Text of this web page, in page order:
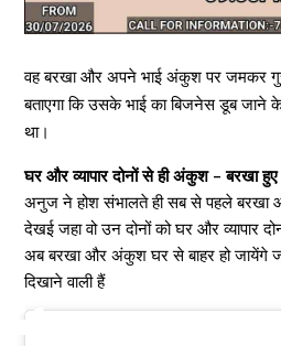
वह बरखा और अपने भाई अंकुश पर जमकर
बताएगा कि उसके भाई का बिजनेस डूब जाने
था।
घर और व्यापार दोनों से ही अंकुश – बरखा हुए
अनुज ने होश संभालते ही सब से पहले
देखई जहा वो उन दोनों को घर और व्यापार
अब बरखा और अंकुश घर से बाहर हो जायेंगे
दिखाने वाली हैं